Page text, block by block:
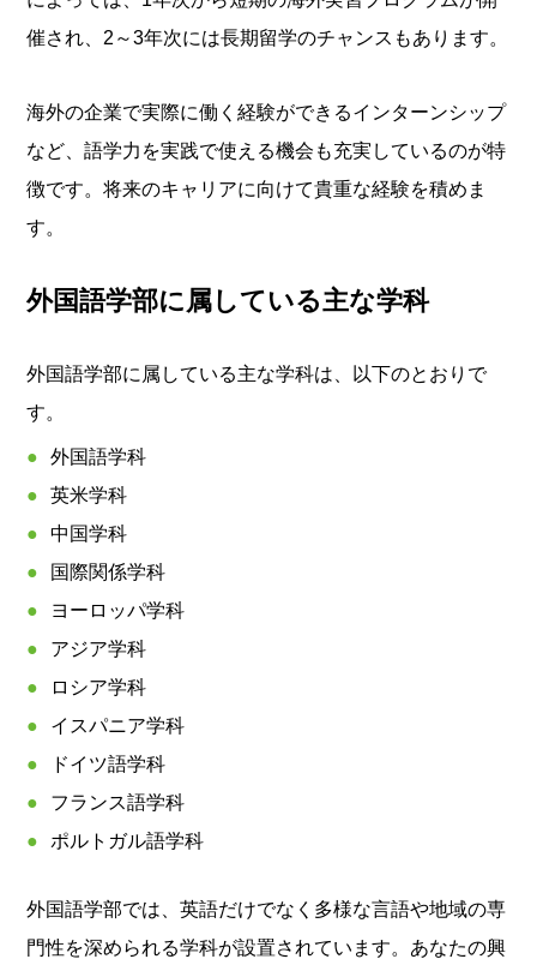
催され、2～3年次には長期留学のチャンスもあります。
海外の企業で実際に働く経験ができるインターンシップ
など、語学力を実践で使える機会も充実しているのが特
徴です。将来のキャリアに向けて貴重な経験を積めま
す。
外国語学部に属している主な学科
外国語学部に属している主な学科は、以下のとおりで
す。
外国語学科
英米学科
中国学科
国際関係学科
ヨーロッパ学科
アジア学科
ロシア学科
イスパニア学科
ドイツ語学科
フランス語学科
ポルトガル語学科
外国語学部では、英語だけでなく多様な言語や地域の専
門性を深められる学科が設置されています。あなたの興